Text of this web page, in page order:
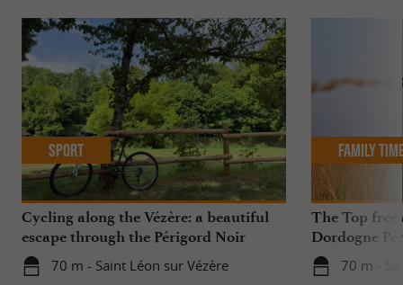
Cycling along the Vézère: a beautiful
escape through the Périgord Noir
70 m - Saint Léon sur Vézère
Sport
The Top
Dordogne
70 m -
Family